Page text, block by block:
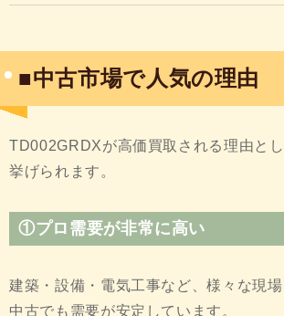
■中古市場で人気の理由
TD002GRDXが高価買取される理由と
挙げられます。
①プロ需要が非常に高い
建築・設備・電気工事など、様々な現
中古でも需要が安定しています。